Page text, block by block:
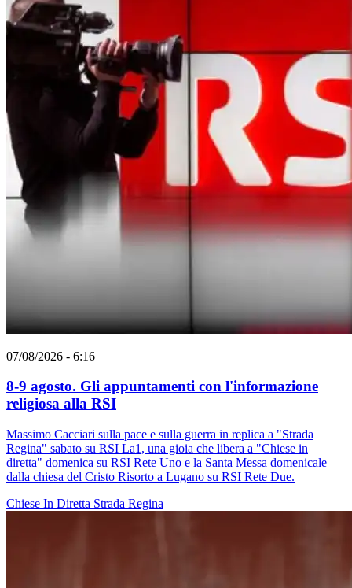
07/08/2026 - 6:16
8-9 agosto. Gli appuntamenti con l'informazione
religiosa alla RSI
Massimo Cacciari sulla pace e sulla guerra in replica a "Strada
Regina" sabato su RSI La1, una gioia che libera a "Chiese in
diretta" domenica su RSI Rete Uno e la Santa Messa domenicale
dalla chiesa del Cristo Risorto a Lugano su RSI Rete Due.
Chiese In Diretta Strada Regina